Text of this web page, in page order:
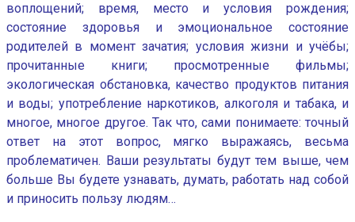
воплощений; время, место и условия рождения;
состояние здоровья и эмоциональное состояние
родителей в момент зачатия; условия жизни и учёбы;
прочитанные книги; просмотренные фильмы;
экологическая обстановка, качество продуктов питания
и воды; употребление наркотиков, алкоголя и табака, и
многое, многое другое. Так что, сами понимаете: точный
ответ на этот вопрос, мягко выражаясь, весьма
проблематичен. Ваши результаты будут тем выше, чем
больше Вы будете узнавать, думать, работать над собой
и приносить пользу людям…